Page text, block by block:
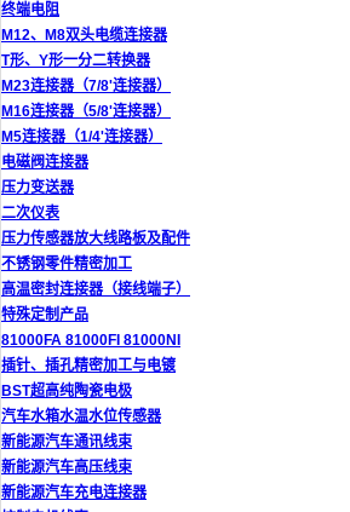
终端电阻
M12、M8双头电缆连接器
T形、Y形一分二转换器
M23连接器（7/8'连接器）
M16连接器（5/8'连接器）
M5连接器（1/4'连接器）
电磁阀连接器
压力变送器
二次仪表
压力传感器放大线路板及配件
不锈钢零件精密加工
高温密封连接器（接线端子）
特殊定制产品
81000FA 81000FI 81000NI
插针、插孔精密加工与电镀
BST超高纯陶瓷电极
汽车水箱水温水位传感器
新能源汽车通讯线束
新能源汽车高压线束
新能源汽车充电连接器